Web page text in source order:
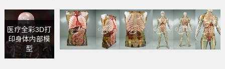
医疗全彩3D打
印身体内部模
型